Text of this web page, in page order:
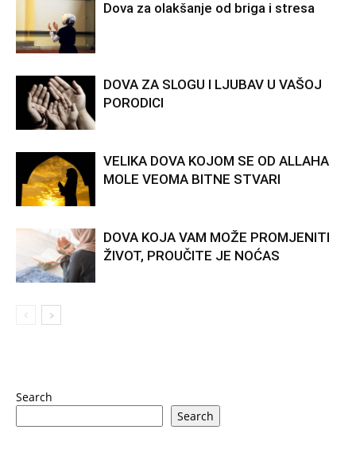
Dova za olakšanje od briga i stresa
DOVA ZA SLOGU I LJUBAV U VAŠOJ
PORODICI
VELIKA DOVA KOJOM SE OD ALLAHA
MOLE VEOMA BITNE STVARI
DOVA KOJA VAM MOŽE PROMJENITI
ŽIVOT, PROUČITE JE NOĆAS
Search
Search